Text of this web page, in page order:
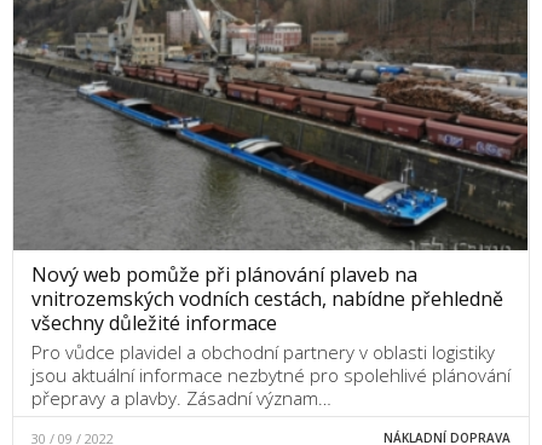
Nový web pomůže při plánování plaveb na
vnitrozemských vodních cestách, nabídne přehledně
všechny důležité informace
Pro vůdce plavidel a obchodní partnery v oblasti logistiky
jsou aktuální informace nezbytné pro spolehlivé plánování
přepravy a plavby. Zásadní význam…
30 / 09 / 2022 NÁKLADNÍ DOPRAVA